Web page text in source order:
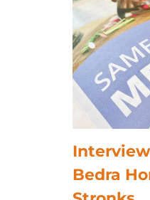
Bedra